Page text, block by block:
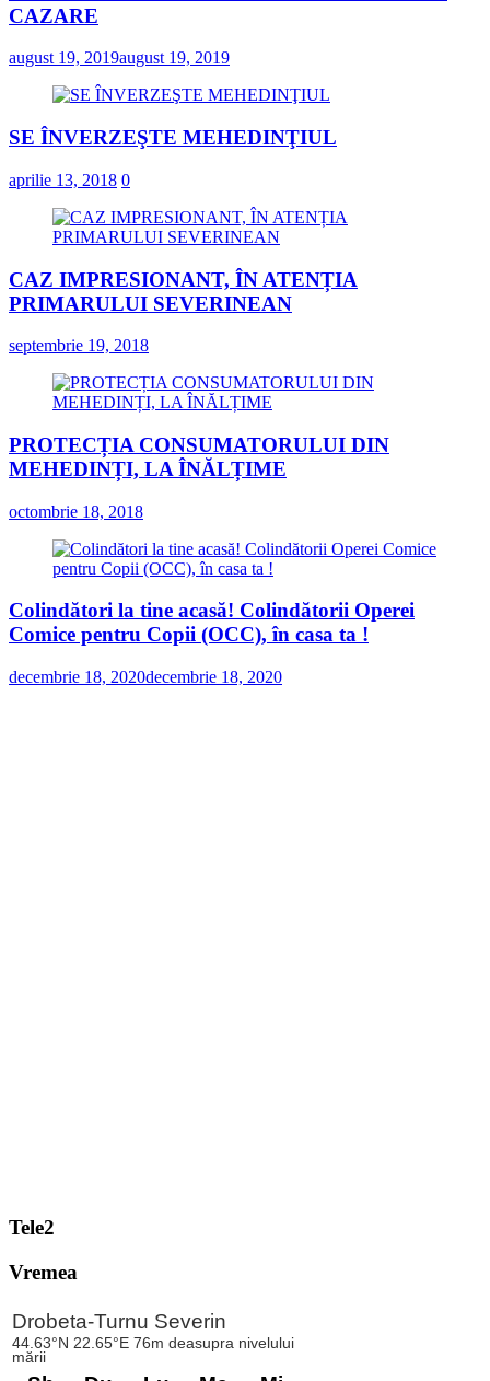
CAZARE
august 19, 2019august 19, 2019
SE ÎNVERZEŞTE MEHEDINŢIUL
aprilie 13, 2018 0
CAZ IMPRESIONANT, ÎN ATENȚIA
PRIMARULUI SEVERINEAN
septembrie 19, 2018
PROTECȚIA CONSUMATORULUI DIN
MEHEDINȚI, LA ÎNĂLȚIME
octombrie 18, 2018
Colindători la tine acasă! Colindătorii Operei
Comice pentru Copii (OCC), în casa ta !
decembrie 18, 2020decembrie 18, 2020
Tele2
Vremea